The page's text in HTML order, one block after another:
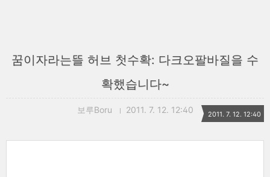
꿈이자라는뜰 허브 첫수확: 다크오팔바질을 수
확했습니다~
보루Boru 2011. 7. 12. 12:40 2011. 7. 12. 12:40